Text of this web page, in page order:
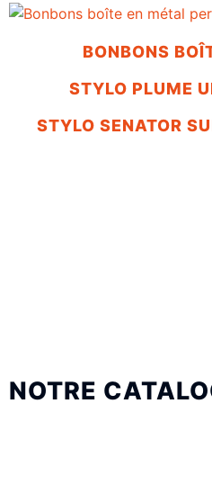
BONBONS
STYLO PLUME
STYLO SENATOR
NOTRE